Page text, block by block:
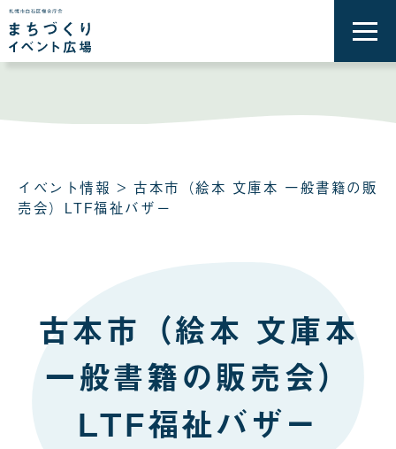
ニ
イベント情報 > 古本市（絵本 文庫本 一般書籍の販
売会）LTF福祉バザー
古本市（絵本 文庫本
一般書籍の販売会）
LTF福祉バザー